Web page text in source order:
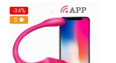
-34%
5